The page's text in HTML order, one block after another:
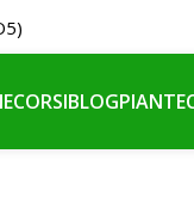
CORSIBLOGPIANTE